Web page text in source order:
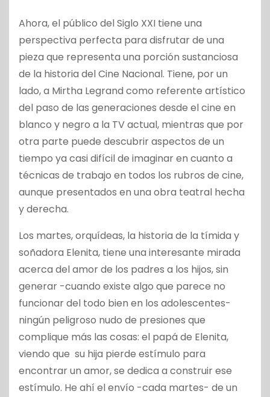
Ahora, el público del Siglo XXI tiene una
perspectiva perfecta para disfrutar de una
pieza que representa una porción sustanciosa
de la historia del Cine Nacional. Tiene, por un
lado, a Mirtha Legrand como referente artístico
del paso de las generaciones desde el cine en
blanco y negro a la TV actual, mientras que por
otra parte puede descubrir aspectos de un
tiempo ya casi difícil de imaginar en cuanto a
técnicas de trabajo en todos los rubros de cine,
aunque presentados en una obra teatral hecha
y derecha.
Los martes, orquídeas, la historia de la tímida y
soñadora Elenita, tiene una interesante mirada
acerca del amor de los padres a los hijos, sin
generar -cuando existe algo que parece no
funcionar del todo bien en los adolescentes-
ningún peligroso nudo de presiones que
complique más las cosas: el papá de Elenita,
viendo que su hija pierde estímulo para
encontrar un amor, se dedica a construir ese
estímulo. He ahí el envío -cada martes- de un